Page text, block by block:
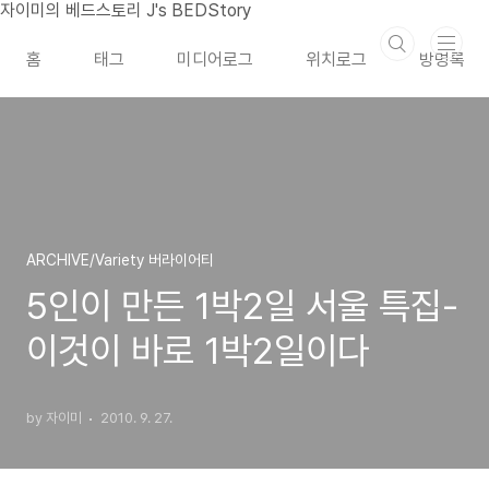
본문 바로가기
자이미의 베드스토리 J's BEDStory
홈 태그 미디어로그 위치로그 방명록
ARCHIVE/Variety 버라이어티
5인이 만든 1박2일 서울 특집-
이것이 바로 1박2일이다
by 자이미 2010. 9. 27.